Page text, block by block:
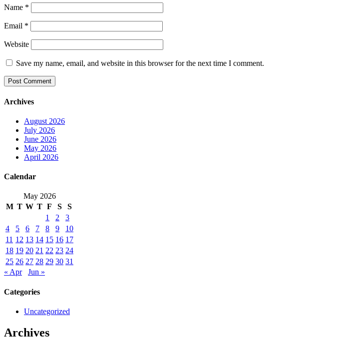
Name *
Email *
Website
Save my name, email, and website in this browser for the next time I comment.
Archives
August 2026
July 2026
June 2026
May 2026
April 2026
Calendar
May 2026
M T W T F S
S
1
2
3
4
5 6 7 8 9
10
11 12 13 14 15 16 17
18 19 20 21 22 23 24
25 26 27 28 29 30 31
« Apr
Jun »
Categories
Uncategorized
Archives